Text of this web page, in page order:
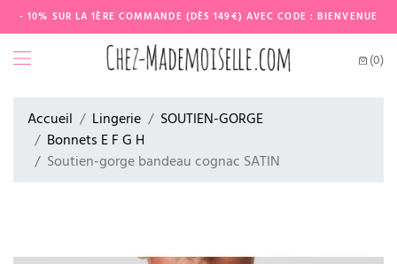
- 10% SUR LA 1ÈRE COMMANDE (DÈS 149€) AVEC CODE : BIENVENUE
(0)
Accueil Lingerie
SOUTIEN-GORGE
Bonnets E F G H
Soutien-gorge bandeau cognac SATIN